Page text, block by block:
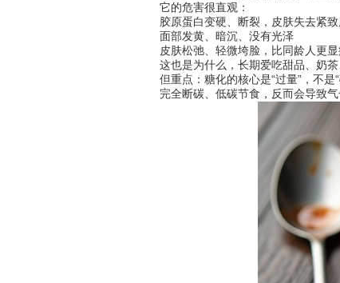
它的危害很直观：
胶原蛋白变硬、断裂，皮肤失去紧致
面部发黄、暗沉、没有光泽
皮肤松弛、轻微垮脸，比同龄人更显
这也是为什么，长期爱吃甜品、奶茶
但重点：糖化的核心是“过量”，不是“
完全断碳、低碳节食，反而会导致气